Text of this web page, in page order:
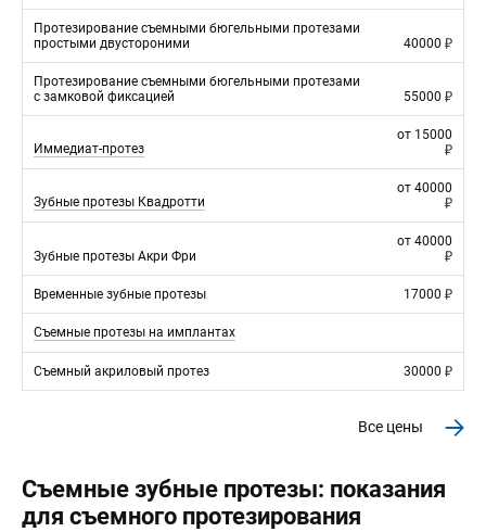
Протезирование съемными бюгельными протезами
простыми двустороними
40000
Протезирование съемными бюгельными протезами
с замковой фиксацией
55000
Иммедиат-протез
от 15000
Зубные протезы Квадротти
от 40000
Зубные протезы Акри Фри
от 40000
Временные зубные протезы 17000
Съемные протезы на имплантах
Съемный акриловый протез 30000
Все цены
Cъемные зубные протезы: показания
для съемного протезирования